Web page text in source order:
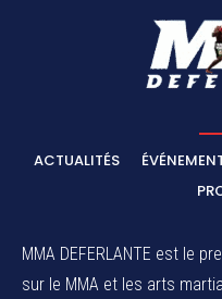
ACTUALITÉS
MMA DEFERLANTE est le
sur le MMA et les arts